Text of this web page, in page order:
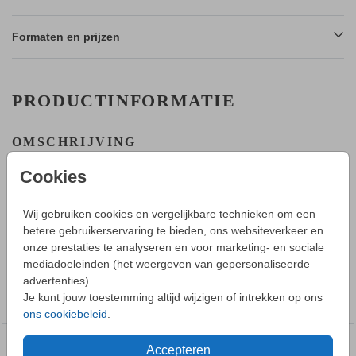
Cookies
Wij gebruiken cookies en vergelijkbare technieken om een
betere gebruikerservaring te bieden, ons websiteverkeer en
onze prestaties te analyseren en voor marketing- en sociale
mediadoeleinden (het weergeven van gepersonaliseerde
advertenties).
Je kunt jouw toestemming altijd wijzigen of intrekken op ons
ons cookiebeleid
Accepteren
Formaten en prijzen
PRODUCTINFORMATIE
OMSCHRIJVING
kunt in de editor eenvoudig de teksten aanpassen.
HOE WERKT HET?
- Maak in de editor een mooi ontwerp van dit geboortekaartje.
- Sla deze op in je account en bestel daarna een proefdruk.
- Tijdens bestellen kun je kiezen uit verschillende formaten,
papiersoorten en envelopkleuren.
- Bij je 1e proefdruk ontvang je een proefsetje van
papiersoorten en envelopkleuren.
vooraf bestellen.
Toon meer
COLLECTIE
Geboortekaartje meisje